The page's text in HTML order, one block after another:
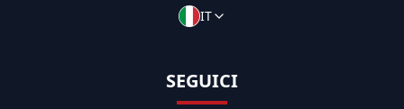
IT
SEGUICI